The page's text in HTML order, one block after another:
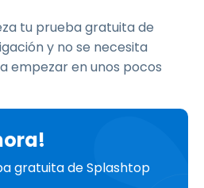
tu prueba gratuita de
y no se necesita
empezar en unos pocos
gratuita de Splashtop